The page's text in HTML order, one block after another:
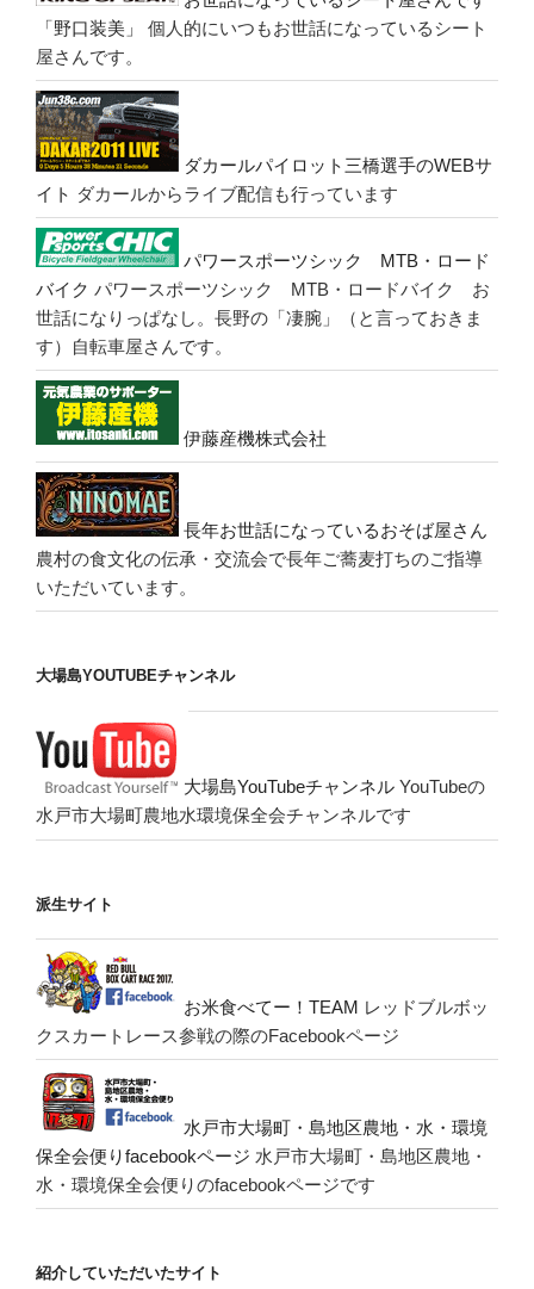
「野口装美」
個人的にいつもお世話になっているシート
屋さんです。
ダカールパイロット三橋選手のWEBサ
イト ダカールからライブ配信も行っています
パワースポーツシック MTB・ロード
バイク パワースポーツシック MTB・ロードバイク お
世話になりっぱなし。長野の「凄腕」（と言っておきま
す）自転車屋さんです。
伊藤産機株式会社
長年お世話になっているおそば屋さん
農村の食文化の伝承・交流会で長年ご蕎麦打ちのご指導
いただいています。
大場島YOUTUBEチャンネル
大場島YouTubeチャンネル YouTubeの
水戸市大場町農地水環境保全会チャンネルです
派生サイト
お米食べてー！TEAM レッドブルボッ
クスカートレース参戦の際のFacebookページ
水戸市大場町・島地区農地・水・環境
保全会便りfacebookページ 水戸市大場町・島地区農地・
水・環境保全会便りのfacebookページです
紹介していただいたサイト